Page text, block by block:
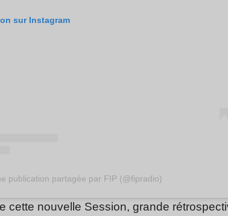
sur Instagram
publication partagée par FIP (@fipradio)
cette nouvelle Session, grande